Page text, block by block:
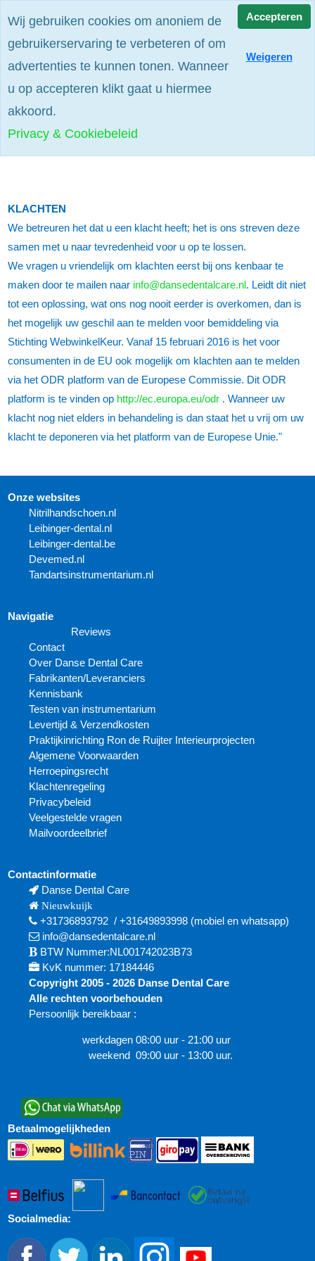
Klachtenbeleid
KLACHTEN
We betreuren het dat u een klacht heeft; het is ons streven deze
samen met u naar tevredenheid voor u op te lossen.
We vragen u vriendelijk om klachten eerst bij ons kenbaar te
maken door te mailen naar info@dansedentalcare.nl. Leidt dit niet
tot een oplossing, wat ons nog nooit eerder is overkomen, dan is
het mogelijk uw geschil aan te melden voor bemiddeling via
Stichting WebwinkelKeur. Vanaf 15 februari 2016 is het voor
consumenten in de EU ook mogelijk om klachten aan te melden
via het ODR platform van de Europese Commissie. Dit ODR
platform is te vinden op http://ec.europa.eu/odr . Wanneer uw
klacht nog niet elders in behandeling is dan staat het u vrij om uw
klacht te deponeren via het platform van de Europese Unie."
Onze websites
Nitrilhandschoen.nl
Leibinger-dental.nl
Leibinger-dental.be
Devemed.nl
Tandartsinstrumentarium.nl
Navigatie
Reviews
Contact
Over Danse Dental Care
Fabrikanten/Leveranciers
Kennisbank
Testen van instrumentarium
Levertijd & Verzendkosten
Praktijkinrichting Ron de Ruijter Interieurprojecten
Algemene Voorwaarden
Herroepingsrecht
Klachtenregeling
Privacybeleid
Veelgestelde vragen
Mailvoordeelbrief
Contactinformatie
Danse Dental Care
Nieuwkuijk
+31736893792 /+31649893998 (mobiel enwhatsapp)
info@dansedentalcare.nl
BTW Nummer:NL001742023B73
KvK nummer: 17184446
Copyright 2005 - 2026 Danse Dental Care
Alle rechten voorbehouden
Persoonlijk bereikbaar :
werkdagen 08:00 uur - 21:00 uur
weekend 09:00 uur - 13:00 uur.
Betaalmogelijkheden
Socialmedia:
Wij gebruiken cookies om anoniem de
gebruikerservaring te verbeteren of om
advertenties te kunnen tonen. Wanneer
u op accepteren klikt gaat u hiermee
akkoord.
Privacy & Cookiebeleid
Accepteren
Weigeren